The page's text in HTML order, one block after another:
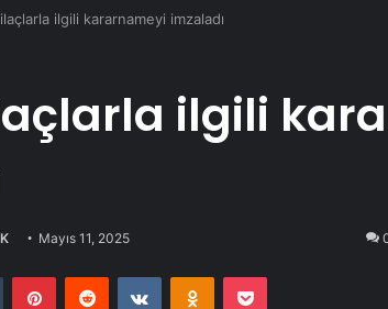
ilgili kararnameyi imzaladı
ilgili
Mayıs 11, 2025
Tumblr PinterestReddit VKontakteOdnoklassniki
Pocket